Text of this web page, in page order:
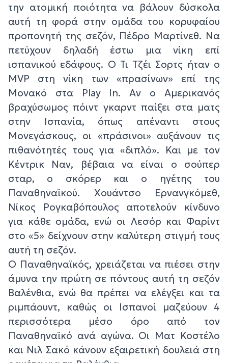
την ατομική ποιότητα να βάλουν δύσκολα
αυτή τη φορά στην ομάδα του κορυφαίου
προπονητή της σεζόν, Πέδρο Μαρτίνεθ. Να
πετύχουν δηλαδή έστω μια νίκη επί
ισπανικού εδάφους. Ο Τι Τζέι Σορτς ήταν ο
MVP στη νίκη των «πρασίνων» επί της
Μονακό στα Play In. Αν ο Αμερικανός
βραχύσωμος πόιντ γκαρντ παίξει στα ματς
στην Ισπανία, όπως απέναντι στους
Μονεγάσκους, οι «πράσινοι» αυξάνουν τις
πιθανότητές τους για «διπλό». Και με τον
Κέντρικ Ναν, βέβαια να είναι ο σούπερ
σταρ, ο σκόρερ και ο ηγέτης του
Παναθηναϊκού. Χουάντσο Ερνανγκόμεθ,
Νίκος Ρογκαβόπουλος αποτελούν κίνδυνο
για κάθε ομάδα, ενώ οι Λεσόρ και Φαρίντ
στο «5» δείχνουν στην καλύτερη στιγμή τους
αυτή τη σεζόν.
Ο Παναθηναϊκός, χρειάζεται να πιέσει στην
άμυνα την πρώτη σε πόντους αυτή τη σεζόν
Βαλένθια, ενώ θα πρέπει να ελέγξει και τα
ριμπάουντ, καθώς οι Ισπανοί μαζεύουν 4
περισσότερα μέσο όρο από τον
Παναθηναϊκό ανά αγώνα. Οι Ματ Κοστέλο
και Νιλ Σακό κάνουν εξαιρετική δουλειά στη